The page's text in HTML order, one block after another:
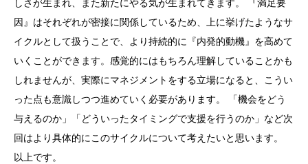
しさが生まれ、また新たにやる気が生まれてきます。 『満足要
因』はそれぞれが密接に関係しているため、上に挙げたようなサ
イクルとして扱うことで、より持続的に『内発的動機』を高めて
いくことができます。感覚的にはもちろん理解していることかも
しれませんが、実際にマネジメントをする立場になると、こうい
った点も意識しつつ進めていく必要があります。 「機会をどう
与えるのか」「どういったタイミングで支援を行うのか」など次
回はより具体的にこのサイクルについて考えたいと思います。
以上です。